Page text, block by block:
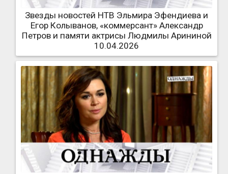
Звезды новостей НТВ Эльмира Эфендиева и
Егор Колыванов, «коммерсант» Александр
Петров и памяти актрисы Людмилы Арининой
10.04.2026